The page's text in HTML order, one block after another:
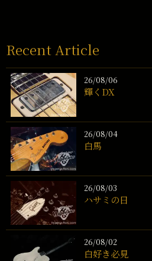
Recent Article
26/08/06
輝くDX
26/08/04
白馬
26/08/03
ハサミの日
26/08/02
白好き必見